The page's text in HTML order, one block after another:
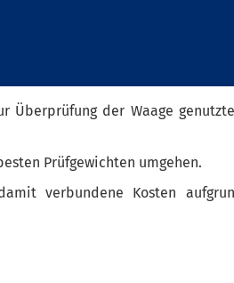
Überprüfung der Waage
Prüfgewichten umgehen.
verbundene Kosten